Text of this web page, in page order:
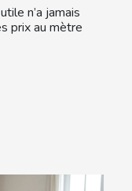
n’a jamais
prix au mètre